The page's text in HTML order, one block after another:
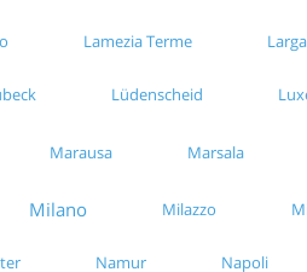
Lamezia Terme
Lüdenscheid
Marausa Marsala
Milano Milazzo
Namur Napoli